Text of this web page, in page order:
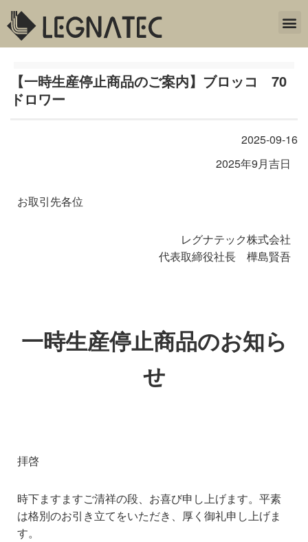
【一時生産停止商品のご案内】ブロッコ 70
ドロワー
2025-09-16
2025年9月吉日
お取引先各位
レグナテック株式会社
代表取締役社長 樺島賢吾
一時生産停止商品のお知ら
せ
拝啓
時下ますますご清祥の段、お喜び申し上げます。平素
は格別のお引き立てをいただき、厚く御礼申し上げま
す。